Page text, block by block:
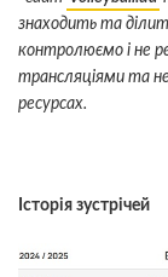
знаходить та
контролюємо і не
трансляціями та
ресурсах.
Історія зустрічей